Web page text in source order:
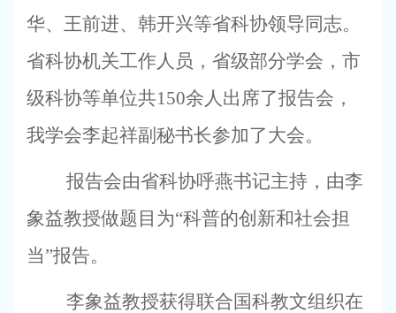
华、王前进、韩开兴等省科协领导同志。
省科协机关工作人员，省级部分学会，市
级科协等单位共150余人出席了报告会，
我学会李起祥副秘书长参加了大会。
报告会由省科协呼燕书记主持，由李
象益教授做题目为“科普的创新和社会担
当”报告。
李象益教授获得联合国科教文组织在